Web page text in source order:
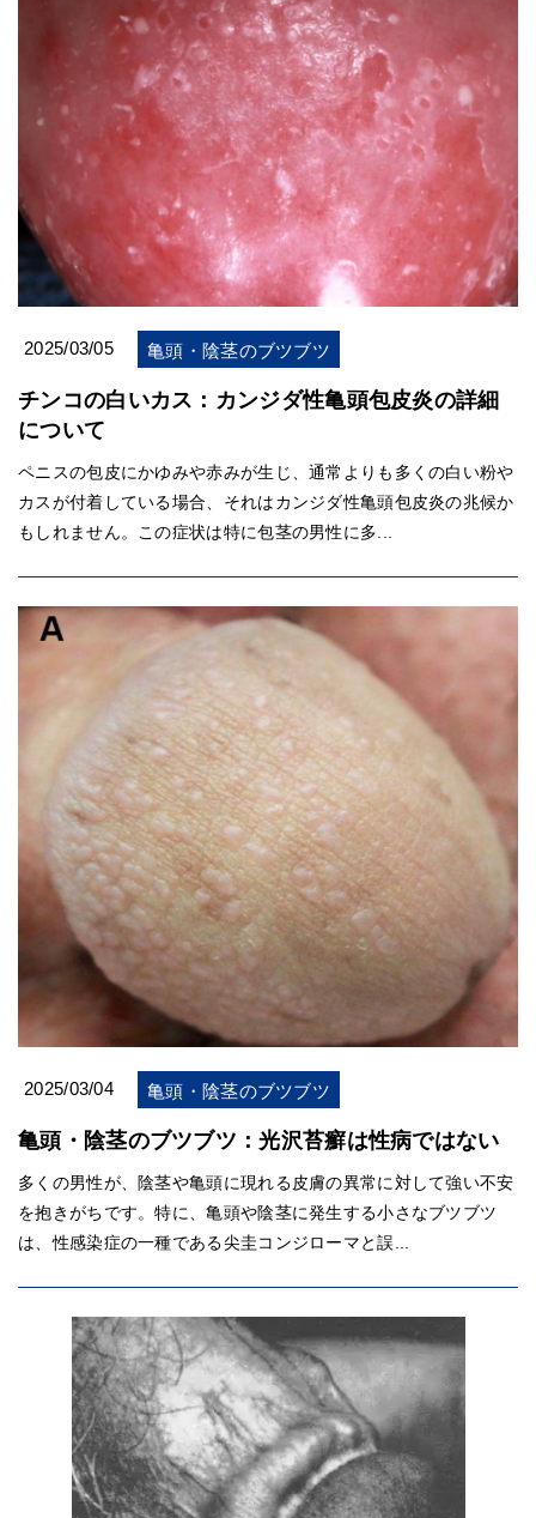
2025/03/05 亀頭・陰茎のブツブツ
チンコの白いカス：カンジダ性亀頭包皮炎の詳細
について
ペニスの包皮にかゆみや赤みが生じ、通常よりも多くの白い粉や
カスが付着している場合、それはカンジダ性亀頭包皮炎の兆候か
もしれません。この症状は特に包茎の男性に多...
2025/03/04 亀頭・陰茎のブツブツ
亀頭・陰茎のブツブツ：光沢苔癬は性病ではない
多くの男性が、陰茎や亀頭に現れる皮膚の異常に対して強い不安
を抱きがちです。特に、亀頭や陰茎に発生する小さなブツブツ
は、性感染症の一種である尖圭コンジローマと誤...